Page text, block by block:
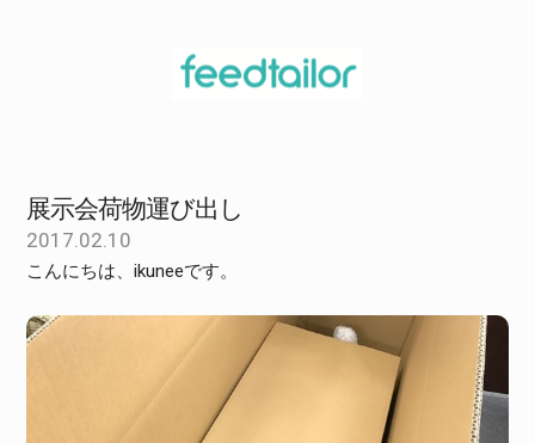
展示会荷物運び出し
2017.02.10
こんにちは、ikuneeです。